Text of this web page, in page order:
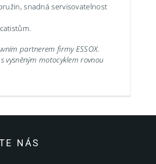
snadná servisovatelnost
partnerem firmy ESSOX.
vysněným motocyklem rovnou
NÁS